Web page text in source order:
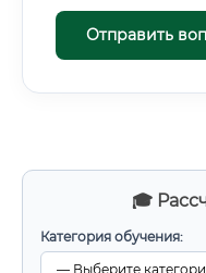
🎓
Категория обучения:
Отправить